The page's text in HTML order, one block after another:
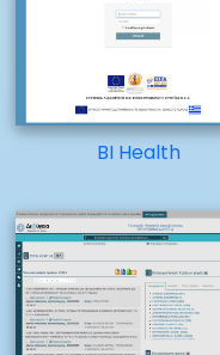
BI Health